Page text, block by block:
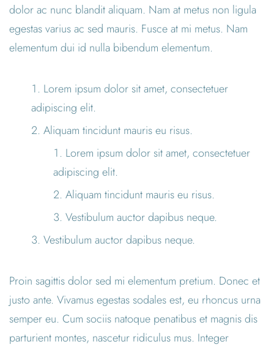
dolor ac nunc blandit aliquam. Nam at metus non ligula
egestas varius ac sed mauris. Fusce at mi metus. Nam
elementum dui id nulla bibendum elementum.
Lorem ipsum dolor sit amet, consectetuer
adipiscing elit.
Aliquam tincidunt mauris eu risus.
Lorem ipsum dolor sit amet, consectetuer
adipiscing elit.
Aliquam tincidunt mauris eu risus.
Vestibulum auctor dapibus neque.
Vestibulum auctor dapibus neque.
Proin sagittis dolor sed mi elementum pretium. Donec et
justo ante. Vivamus egestas sodales est, eu rhoncus urna
semper eu. Cum sociis natoque penatibus et magnis dis
parturient montes, nascetur ridiculus mus. Integer